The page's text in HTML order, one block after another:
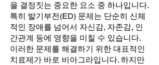
을 결정짓는 중요한 요소 중 하나입니다.
특히 발기부전(ED) 문제는 단순히 신체
적인 장애를 넘어서 자신감, 자존감, 인
간관계 등에 영향을 미칠 수 있습니다.
이러한 문제를 해결하기 위한 대표적인
치료제가 바로 비아그라입니다. 하지만